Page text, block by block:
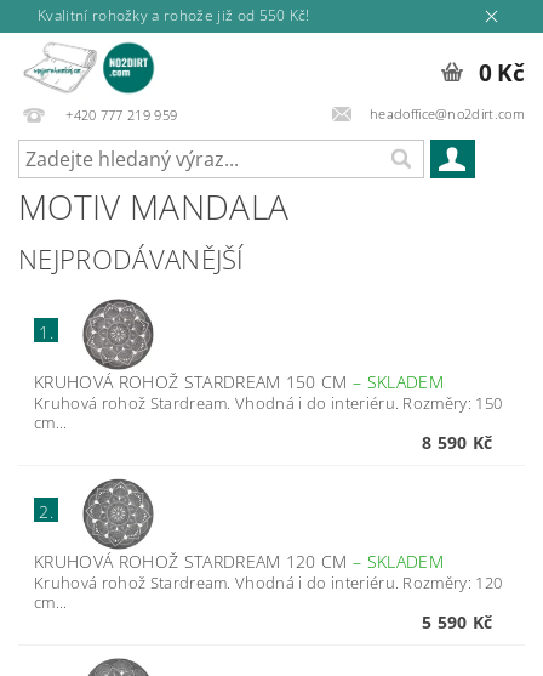
Kvalitní rohožky a rohože již od 550 Kč!
+420 777 219 959 headoffice@no2dirt.com
0 Kč
MOTIV MANDALA
NEJPRODÁVANĚJŠÍ
1.
KRUHOVÁ ROHOŽ STARDREAM 150 CM– SKLADEM
Kruhová rohož Stardream. Vhodná i do interiéru. Rozměry: 150
cm...
8 590 Kč
2.
KRUHOVÁ ROHOŽ STARDREAM 120 CM– SKLADEM
Kruhová rohož Stardream. Vhodná i do interiéru. Rozměry: 120
cm...
5 590 Kč